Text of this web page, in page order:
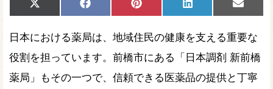
Share
on
X
(Twitter)
Share
on
Facebook Share
on
Pinterest Share
on
LinkedIn
Share
on
Email
日本における薬局は、地域住民の健康を支える重要な
役割を担っています。前橋市にある「日本調剤 新前橋
薬局」もその一つで、信頼できる医薬品の提供と丁寧